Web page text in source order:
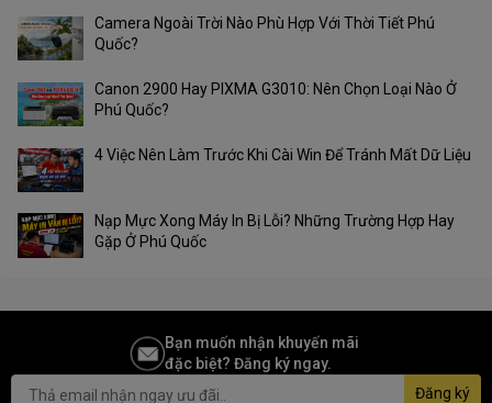
Hướng dẫn cài đặt
Môi trường
Nhiệt độ bảo quản: -40℃~60℃
ngưng tụ
Camera Ngoài Trời Nào Phù Hợp Với Thời Tiết Phú
Quốc?
Canon 2900 Hay PIXMA G3010: Nên Chọn Loại Nào Ở
Phú Quốc?
4 Việc Nên Làm Trước Khi Cài Win Để Tránh Mất Dữ Liệu
Nạp Mực Xong Máy In Bị Lỗi? Những Trường Hợp Hay
Gặp Ở Phú Quốc
Bạn muốn nhận khuyến mãi
đặc biệt? Đăng ký ngay.
Đăng ký